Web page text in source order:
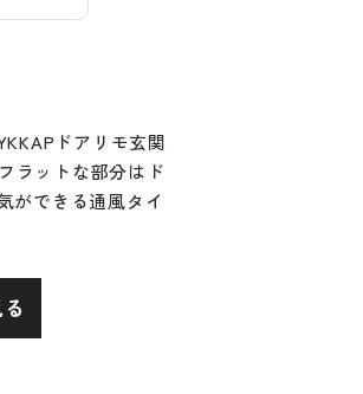
ドアリモ玄関
ラットな部分はド
ができる通風タイ